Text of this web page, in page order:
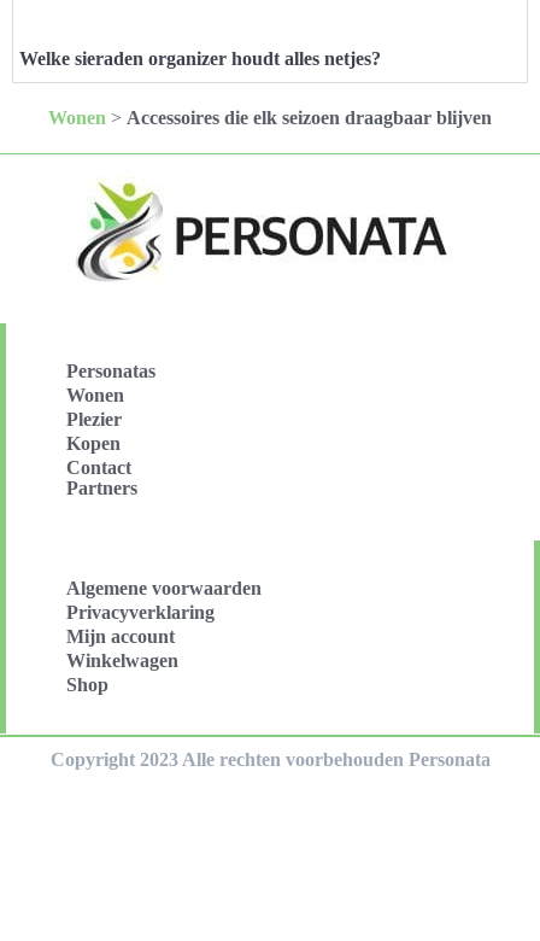
Welke sieraden organizer houdt alles netjes?
Wonen > Accessoires die elk seizoen draagbaar blijven
Personatas
Wonen
Plezier
Kopen
Contact
Partners
Algemene voorwaarden
Privacyverklaring
Mijn account
Winkelwagen
Shop
Copyright 2023 Alle rechten voorbehouden Personata